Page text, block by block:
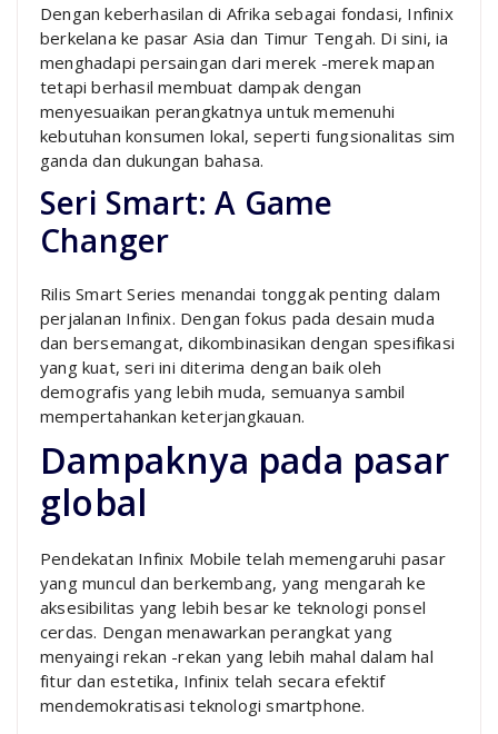
Dengan keberhasilan di Afrika sebagai fondasi, Infinix
berkelana ke pasar Asia dan Timur Tengah. Di sini, ia
menghadapi persaingan dari merek -merek mapan
tetapi berhasil membuat dampak dengan
menyesuaikan perangkatnya untuk memenuhi
kebutuhan konsumen lokal, seperti fungsionalitas sim
ganda dan dukungan bahasa.
Seri Smart: A Game
Changer
Rilis Smart Series menandai tonggak penting dalam
perjalanan Infinix. Dengan fokus pada desain muda
dan bersemangat, dikombinasikan dengan spesifikasi
yang kuat, seri ini diterima dengan baik oleh
demografis yang lebih muda, semuanya sambil
mempertahankan keterjangkauan.
Dampaknya pada pasar
global
Pendekatan Infinix Mobile telah memengaruhi pasar
yang muncul dan berkembang, yang mengarah ke
aksesibilitas yang lebih besar ke teknologi ponsel
cerdas. Dengan menawarkan perangkat yang
menyaingi rekan -rekan yang lebih mahal dalam hal
fitur dan estetika, Infinix telah secara efektif
mendemokratisasi teknologi smartphone.